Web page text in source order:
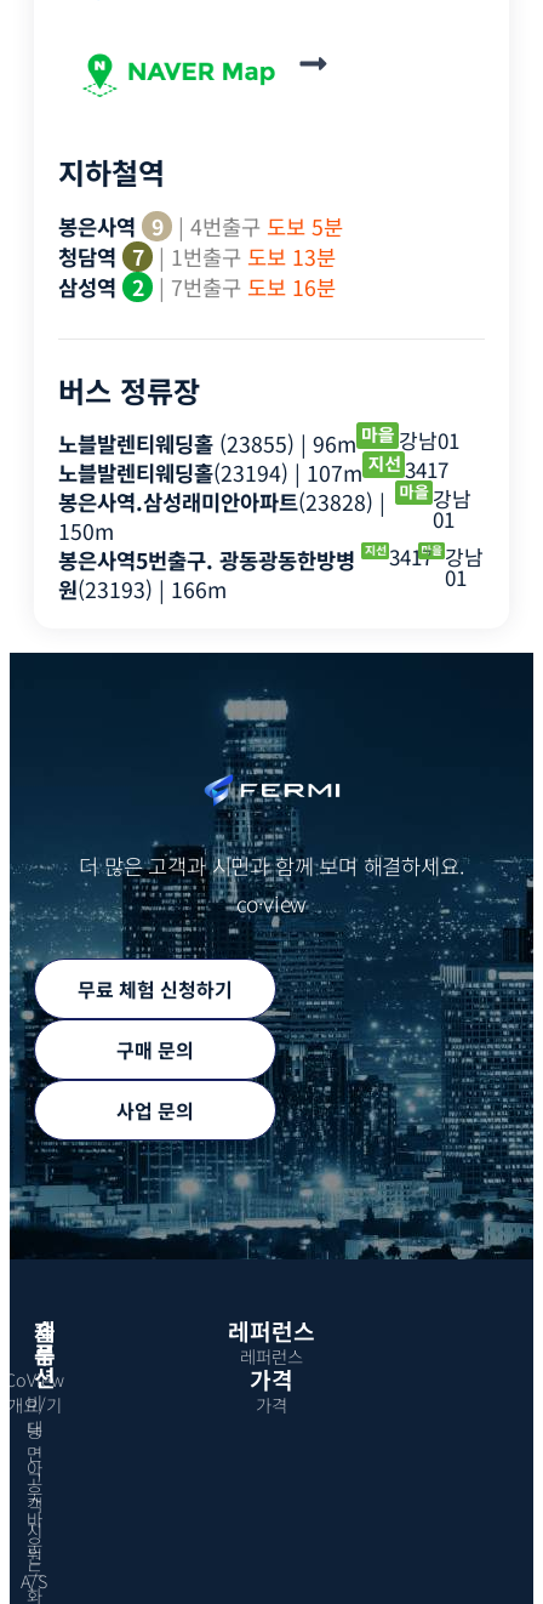
지하철역
봉은사역 9 | 4번출구 도보 5분
청담역 7 | 1번출구 도보 13분
삼성역 2 | 7번출구 도보 16분
버스 정류장
노블발렌티웨딩홀 (23855) | 96m
강남01
노블발렌티웨딩홀(23194) | 107m
3417
봉은사역.삼성래미안아파트(23828) |
150m
강남
01
봉은사역5번출구. 광동광동한방병
원(23193) | 166m
3417 강남
01
더 많은 고객과 시민과 함께 보며 해결하세요.
co·view
무료 체험 신청하기
구매 문의
사업 문의
제
품
CoView
개요/기
능
아
웃
바
운
드
화
솔
루
션
비
대
면
고
객
지
원
A/S
레퍼런스
레퍼런스
가격
가격